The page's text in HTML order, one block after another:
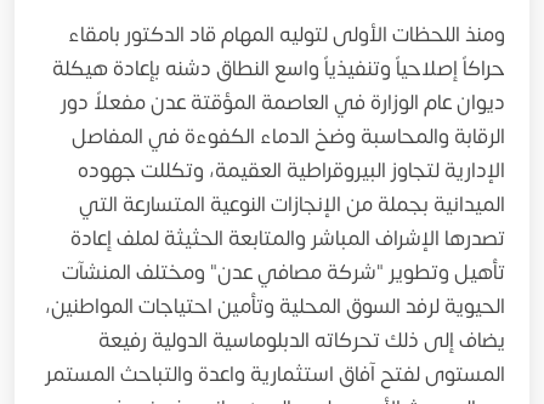
ومنذ اللحظات الأولى لتوليه المهام قاد الدكتور بامقاء
حراكاً إصلاحياً وتنفيذياً واسع النطاق دشنه بإعادة هيكلة
ديوان عام الوزارة في العاصمة المؤقتة عدن مفعلاً دور
الرقابة والمحاسبة وضخ الدماء الكفوءة في المفاصل
الإدارية لتجاوز البيروقراطية العقيمة، وتكللت جهوده
الميدانية بجملة من الإنجازات النوعية المتسارعة التي
تصدرها الإشراف المباشر والمتابعة الحثيثة لملف إعادة
تأهيل وتطوير "شركة مصافي عدن" ومختلف المنشآت
الحيوية لرفد السوق المحلية وتأمين احتياجات المواطنين،
يضاف إلى ذلك تحركاته الدبلوماسية الدولية رفيعة
المستوى لفتح آفاق استثمارية واعدة والتباحث المستمر